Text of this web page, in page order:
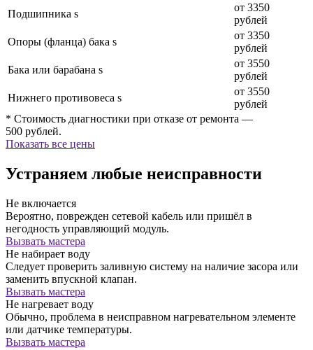
Подшипника s
от 3350
рублей
Опоры (фланца) бака s
от 3350
рублей
Бака или барабана s
от 3550
рублей
Нижнего противовеса s
от 3550
рублей
* Стоимость диагностики при отказе от ремонта —
500 рублей.
Показать все цены
Устраняем любые неисправности
Не включается
Вероятно, поврежден сетевой кабель или пришёл в
негодность управляющий модуль.
Вызвать мастера
Не набирает воду
Следует проверить заливную систему на наличие засора или
заменить впускной клапан.
Вызвать мастера
Не нагревает воду
Обычно, проблема в неисправном нагревательном элементе
или датчике температуры.
Вызвать мастера